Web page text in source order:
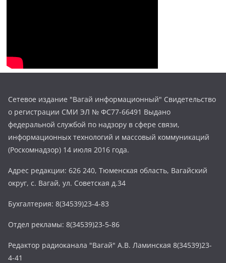
Сетевое издание "Вагай информационный" Свидетельство
о регистрации СМИ ЭЛ № ФС77-66491 Выдано
федеральной службой по надзору в сфере связи,
информационных технологий и массовый коммуникаций
(Роскомнадзор) 14 июля 2016 года.
Адрес редакции: 626 240, Тюменская область, Вагайский
округ, с. Вагай, ул. Советская д.34
Бухгалтерия: 8(34539)23-4-83
Отдел рекламы: 8(34539)23-5-86
Редактор радиоканала "Вагай" А.В. Ламинская 8(34539)23-
4-41